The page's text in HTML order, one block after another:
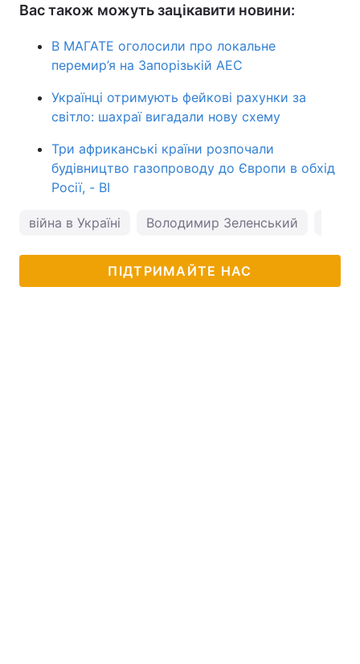
Вас також можуть зацікавити новини:
В МАГАТЕ оголосили про локальне
перемир’я на Запорізькій АЕС
Українці отримують фейкові рахунки за
світло: шахраї вигадали нову схему
Три африканські країни розпочали
будівництво газопроводу до Європи в обхід
Росії, - BI
війна в Україні Володимир Зеленський
ПІДТРИМАЙТЕ НАС